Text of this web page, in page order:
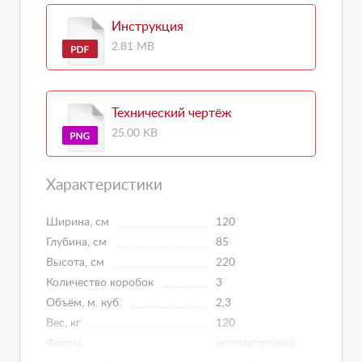
Инструкция
2.81 MB
Технический чертёж
25.00 KB
Характеристики
Ширина, см
120
Глубина, см
85
Высота, см
220
Количество коробок
3
Объём, м. куб.
2,3
Вес, кг
120
Форма
ассиметричная